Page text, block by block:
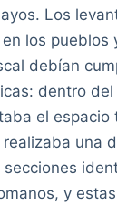
Los
los pueblos
debían
dentro
el espacio
una
secciones
y